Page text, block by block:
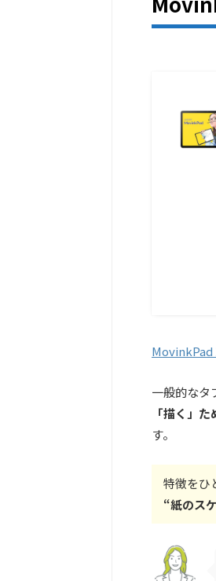
MovinkPad
一般的なタ
「描く」
す。
特徴をひ
“紙のス